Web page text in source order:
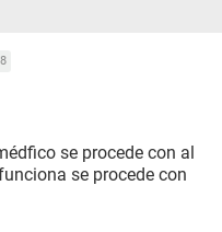
se procede con al
se procede con